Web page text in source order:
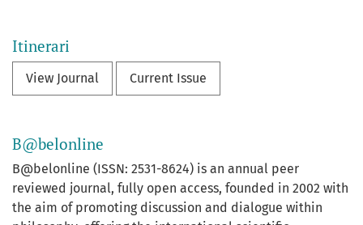
Itinerari
View Journal Current Issue
B@belonline
B@belonline (ISSN: 2531-8624) is an annual peer
reviewed journal, fully open access, founded in 2002 with
the aim of promoting discussion and dialogue within